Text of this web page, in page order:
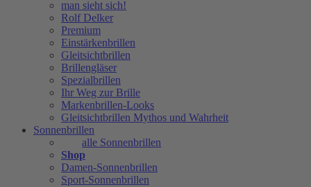
man sieht sich!
Rolf Delker
Premium
Einstärkenbrillen
Gleitsichtbrillen
Brillengläser
Spezialbrillen
Ihr Weg zur Brille
Markenbrillen-Looks
Gleitsichtbrillen Mythos und Wahrheit
Sonnenbrillen
alle Sonnenbrillen
Shop
Damen-Sonnenbrillen
Sport-Sonnenbrillen